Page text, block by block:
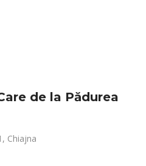
de la Pădurea
Chiajna